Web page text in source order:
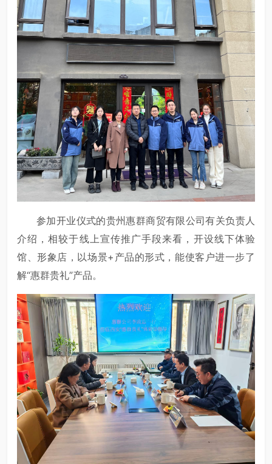
参加开业仪式的贵州惠群商贸有限公司有关负责人
介绍，相较于线上宣传推广手段来看，开设线下体验
馆、形象店，以场景+产品的形式，能使客户进一步了
解“惠群贵礼”产品。